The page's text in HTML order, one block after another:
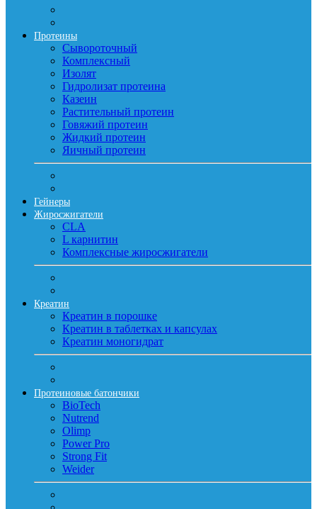
Протеины
Сывороточный
Комплексный
Изолят
Гидролизат протеина
Казеин
Растительный протеин
Говяжий протеин
Жидкий протеин
Яичный протеин
Гейнеры
Жиросжигатели
CLA
L карнитин
Комплексные жиросжигатели
Креатин
Креатин в порошке
Креатин в таблетках и капсулах
Креатин моногидрат
Протеиновые батончики
BioTech
Nutrend
Olimp
Power Pro
Strong Fit
Weider